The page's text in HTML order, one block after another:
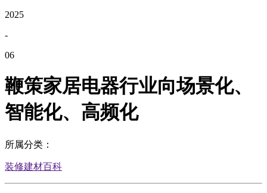
2025
-
06
鞭策家居电器行业向场景化、
智能化、高频化
所属分类：
装修建材百科